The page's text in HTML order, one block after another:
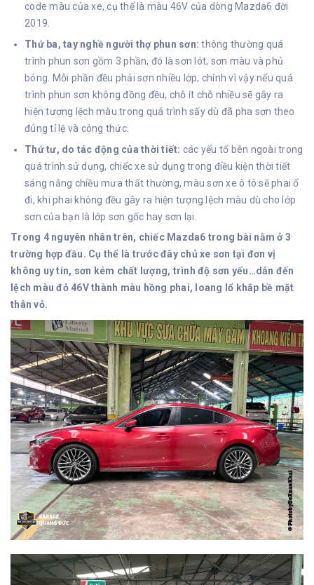
code màu của xe, cụ thể là màu 46V của dòng Mazda6 đời
2019.
Thứ ba, tay nghề người thợ phun sơn: thông thường quá
trình phun sơn gồm 3 phần, đó là sơn lót, sơn màu và phủ
bóng. Mỗi phần đều phải sơn nhiều lớp, chính vì vậy nếu quá
trình phun sơn không đồng đều, chỗ ít chỗ nhiều sẽ gây ra
hiện tượng lệch màu trong quá trình sấy dù đã pha sơn theo
đúng tỉ lệ và công thức.
Thứ tư, do tác động của thời tiết: các yếu tố bên ngoài trong
quá trình sử dụng, chiếc xe sử dụng trong điều kiện thời tiết
sáng nắng chiều mưa thất thường, màu sơn xe ô tô sẽ phai ố
đi, khi phai không đều gây ra hiện tượng lệch màu dù cho lớp
sơn của bạn là lớp sơn gốc hay sơn lại.
Trong 4 nguyên nhân trên, chiếc Mazda6 trong bài nằm ở 3
trường hợp đầu. Cụ thể là trước đây chủ xe sơn tại đơn vị
không uy tín, sơn kém chất lượng, trình độ sơn yếu…dẫn đến
lệch màu đỏ 46V thành màu hồng phai, loang lổ khắp bề mặt
thân vỏ.